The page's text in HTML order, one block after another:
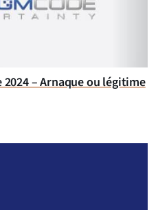
– Arnaque ou légitime